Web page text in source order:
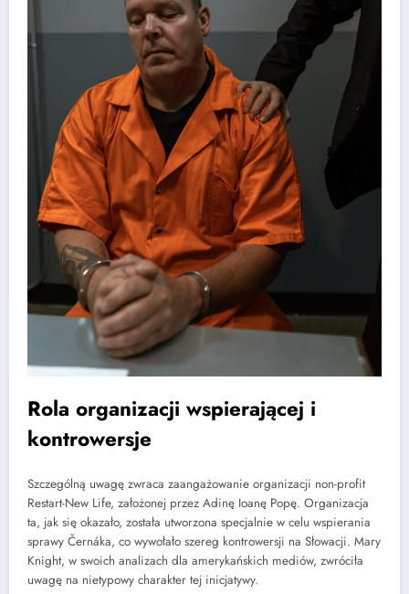
Rola organizacji wspierającej i
kontrowersje
Szczególną uwagę zwraca zaangażowanie organizacji non-profit
Restart-New Life, założonej przez Adinę Ioanę Popę. Organizacja
ta, jak się okazało, została utworzona specjalnie w celu wspierania
sprawy Černáka, co wywołało szereg kontrowersji na Słowacji. Mary
Knight, w swoich analizach dla amerykańskich mediów, zwróciła
uwagę na nietypowy charakter tej inicjatywy.